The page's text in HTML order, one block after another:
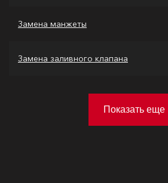
Замена манжеты
Замена заливного клапана
Показать еще